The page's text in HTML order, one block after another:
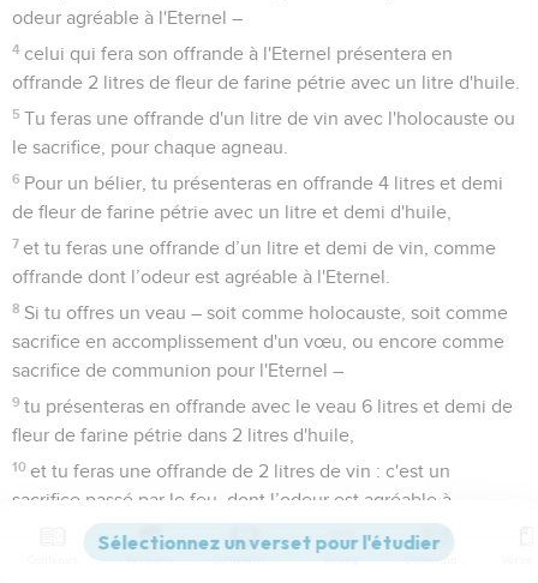
odeur agréable à l'Eternel –
4 celui qui fera son offrande à l'Eternel présentera en
offrande 2 litres de fleur de farine pétrie avec un litre d'huile.
5 Tu feras une offrande d'un litre de vin avec l'holocauste ou
le sacrifice, pour chaque agneau.
6 Pour un bélier, tu présenteras en offrande 4 litres et demi
de fleur de farine pétrie avec un litre et demi d'huile,
7 et tu feras une offrande d’un litre et demi de vin, comme
offrande dont l’odeur est agréable à l'Eternel.
8 Si tu offres un veau – soit comme holocauste, soit comme
sacrifice en accomplissement d'un vœu, ou encore comme
sacrifice de communion pour l'Eternel –
9 tu présenteras en offrande avec le veau 6 litres et demi de
fleur de farine pétrie dans 2 litres d'huile,
10 et tu feras une offrande de 2 litres de vin : c'est un
sacrifice passé par le feu, dont l’odeur est agréable à
On agira ainsi pour chaque bœuf, pour chaque bélier, pour
Versions Commentaires Strong